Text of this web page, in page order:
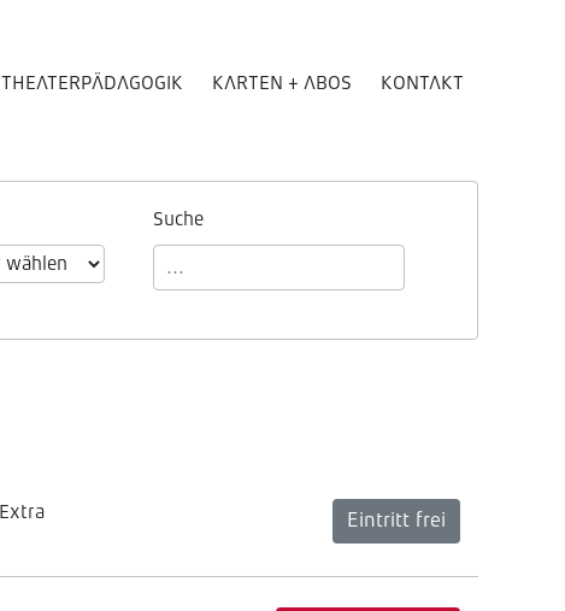
THEATERPÄDAGOGIK KARTEN + ABOS KONTAKT
Suche
Extra Eintritt frei